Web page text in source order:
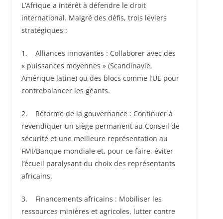
L’Afrique a intérêt à défendre le droit
international. Malgré des défis, trois leviers
stratégiques :
1. Alliances innovantes : Collaborer avec des
« puissances moyennes » (Scandinavie,
Amérique latine) ou des blocs comme l’UE pour
contrebalancer les géants.
2. Réforme de la gouvernance : Continuer à
revendiquer un siège permanent au Conseil de
sécurité et une meilleure représentation au
FMI/Banque mondiale et, pour ce faire, éviter
l’écueil paralysant du choix des représentants
africains.
3. Financements africains : Mobiliser les
ressources minières et agricoles, lutter contre